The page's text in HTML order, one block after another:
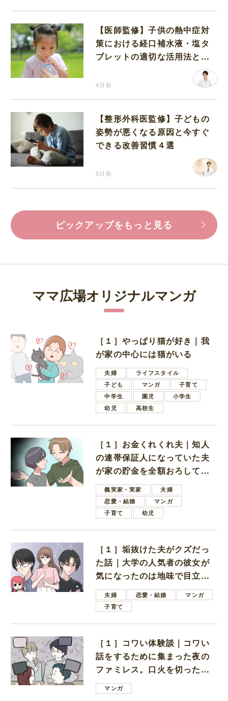
【医師監修】子供の熱中症対
策における経口補水液・塩タ
ブレットの適切な活用法と水
4日前
【整形外科医監修】子どもの
姿勢が悪くなる原因と今すぐ
できる改善習慣４選
5日前
ピックアップをもっと見る
ママ広場オリジナルマンガ
［１］やっぱり猫が好き｜我
が家の中心には猫がいる
夫婦
ライフスタイル
子ども
マンガ
子育て
中学生
園児
小学生
幼児
高校生
［１］お金くれくれ夫｜知人
の連帯保証人になっていた夫
が家の貯金を全額おろしてほ
しいと言ってきた
義実家・実家
夫婦
恋愛・結婚
マンガ
子育て
幼児
［１］垢抜けた夫がクズだっ
た話｜大学の人気者の彼女が
気になったのは地味で目立た
ない男子学生
夫婦 恋愛・結婚
マンガ
子育て
［１］コワい体験談｜コワい
話をするために集まった夜の
ファミレス。口火を切ったの
は電車好きの男の子ママ
マンガ